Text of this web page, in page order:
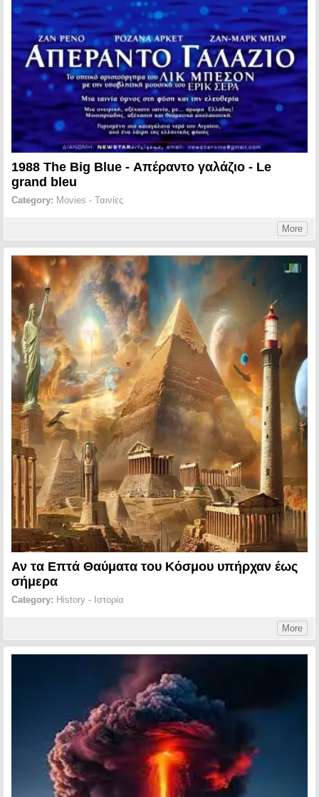
1988 The Big Blue - Απέραντο γαλάζιο - Le
grand bleu
Category: Movies - Ταινίες
More
Αν τα Επτά Θαύματα του Κόσμου υπήρχαν έως
σήμερα
Category: History - Ιστορία
More